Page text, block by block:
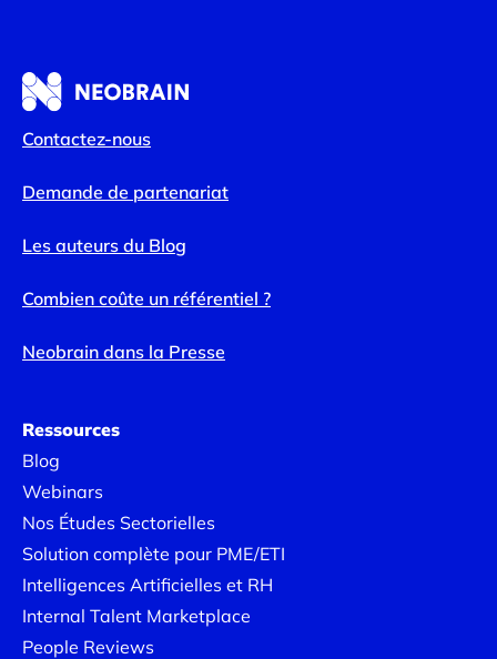
Contactez-nous
Demande de partenariat
Les auteurs du Blog
Combien coûte un référentiel ?
Neobrain dans la Presse
Ressources
Blog
Webinars
Nos Études Sectorielles
Solution complète pour PME/ETI
Intelligences Artificielles et RH
Internal Talent Marketplace
People Reviews